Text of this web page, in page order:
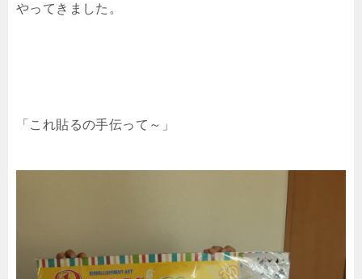
やってきました。
「これ貼るの手伝って～」